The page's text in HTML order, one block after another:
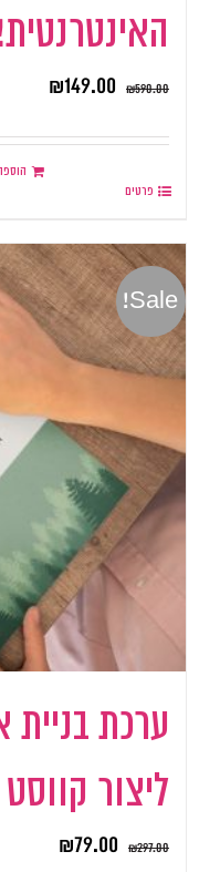
₪590.00
₪149.00
פרטים
Sale!
ערכת
ליצור
₪297.00
₪79.00